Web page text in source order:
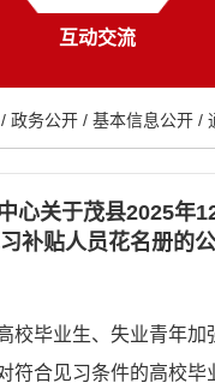
互动交流
/政务公开 /基本信息公开 /
心关于茂县2025年
补贴人员花名册的
校毕业生、失业青年加
符合见习条件的高校毕